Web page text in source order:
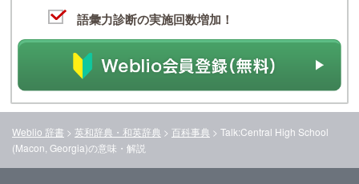
語彙力診断の実施回数増加！
Weblio 辞書 > 英和辞典・和英辞典 > 百科事典 > Talk:Central High School
(Macon, Georgia)の意味・解説